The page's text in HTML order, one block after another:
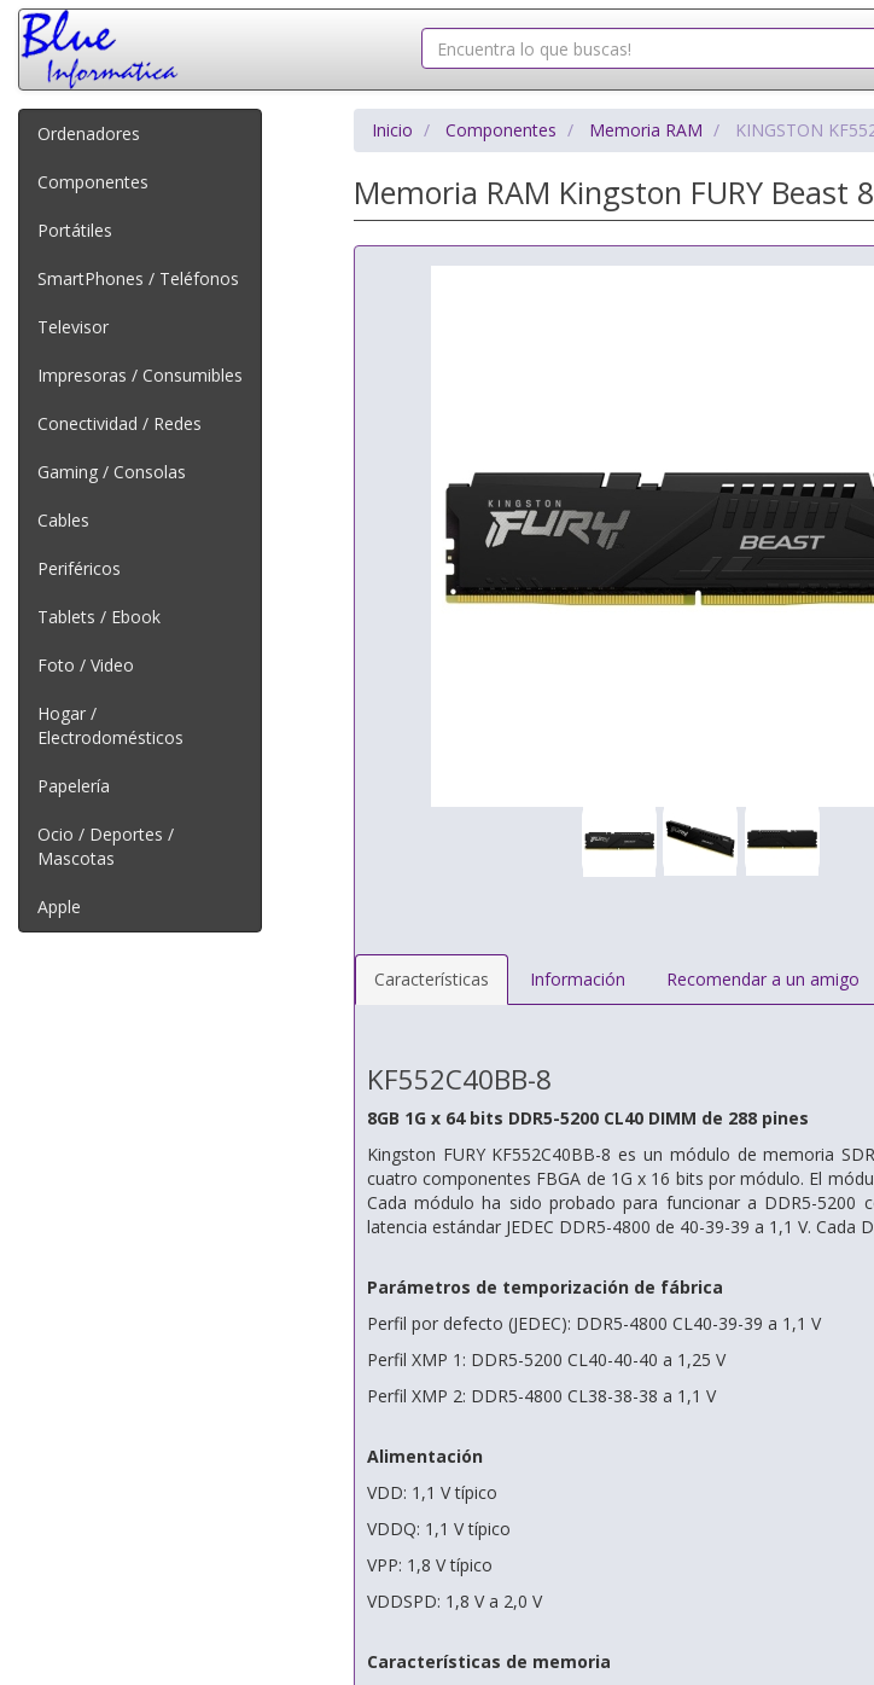
Ordenadores
Componentes
Portátiles
SmartPhones / Teléfonos
Televisor
Impresoras / Consumibles
Conectividad / Redes
Gaming / Consolas
Cables
Periféricos
Tablets / Ebook
Foto / Video
Hogar /
Electrodomésticos
Papelería
Ocio / Deportes /
Mascotas
Apple
Inicio Componentes Memoria RAM KINGSTON
Memoria RAM Kingston FURY Beast
Características Información Recomendar a un amigo
KF552C40BB-8
8GB 1G x 64 bits DDR5-5200 CL40 DIMM de 288 pines
Kingston FURY KF552C40BB-8 es un módulo de memoria
cuatro componentes FBGA de 1G x 16 bits por módulo. El
Cada módulo ha sido probado para funcionar a DDR5-
latencia estándar JEDEC DDR5-4800 de 40-39-39 a 1,1 V.
Parámetros de temporización de fábrica
Perfil por defecto (JEDEC): DDR5-4800 CL40-39-39 a 1,1 V
Perfil XMP 1: DDR5-5200 CL40-40-40 a 1,25 V
Perfil XMP 2: DDR5-4800 CL38-38-38 a 1,1 V
Alimentación
VDD: 1,1 V típico
VDDQ: 1,1 V típico
VPP: 1,8 V típico
VDDSPD: 1,8 V a 2,0 V
Características de memoria